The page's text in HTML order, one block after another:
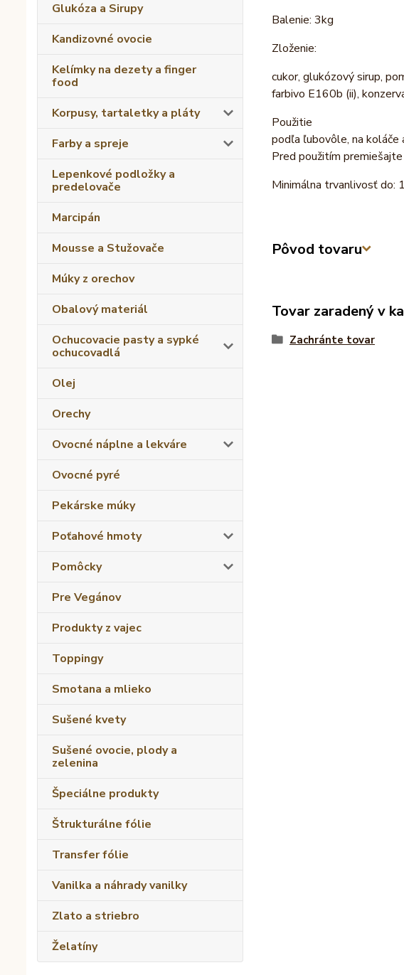
Glukóza a Sirupy
Kandizovné ovocie
Kelímky na dezety a finger
food
Korpusy, tartaletky a pláty
Farby a spreje
Lepenkové podložky a
predelovače
Marcipán
Mousse a Stužovače
Múky z orechov
Obalový materiál
Ochucovacie pasty a sypké
ochucovadlá
Olej
Orechy
Ovocné náplne a lekváre
Ovocné pyré
Pekárske múky
Poťahové hmoty
Pomôcky
Pre Vegánov
Produkty z vajec
Toppingy
Smotana a mlieko
Sušené kvety
Sušené ovocie, plody a
zelenina
Špeciálne produkty
Štrukturálne fólie
Transfer fólie
Vanilka a náhrady vanilky
Zlato a striebro
Želatíny
Balenie: 3kg
Zloženie:
cukor, glukózový sirup,
farbivo E160b (ii),
Použitie
podľa ľubovôle, na koláče
Pred použitím premiešajte
Minimálna trvanlivosť do:
Pôvod tovaru
Tovar zaradený v
Zachránte tovar